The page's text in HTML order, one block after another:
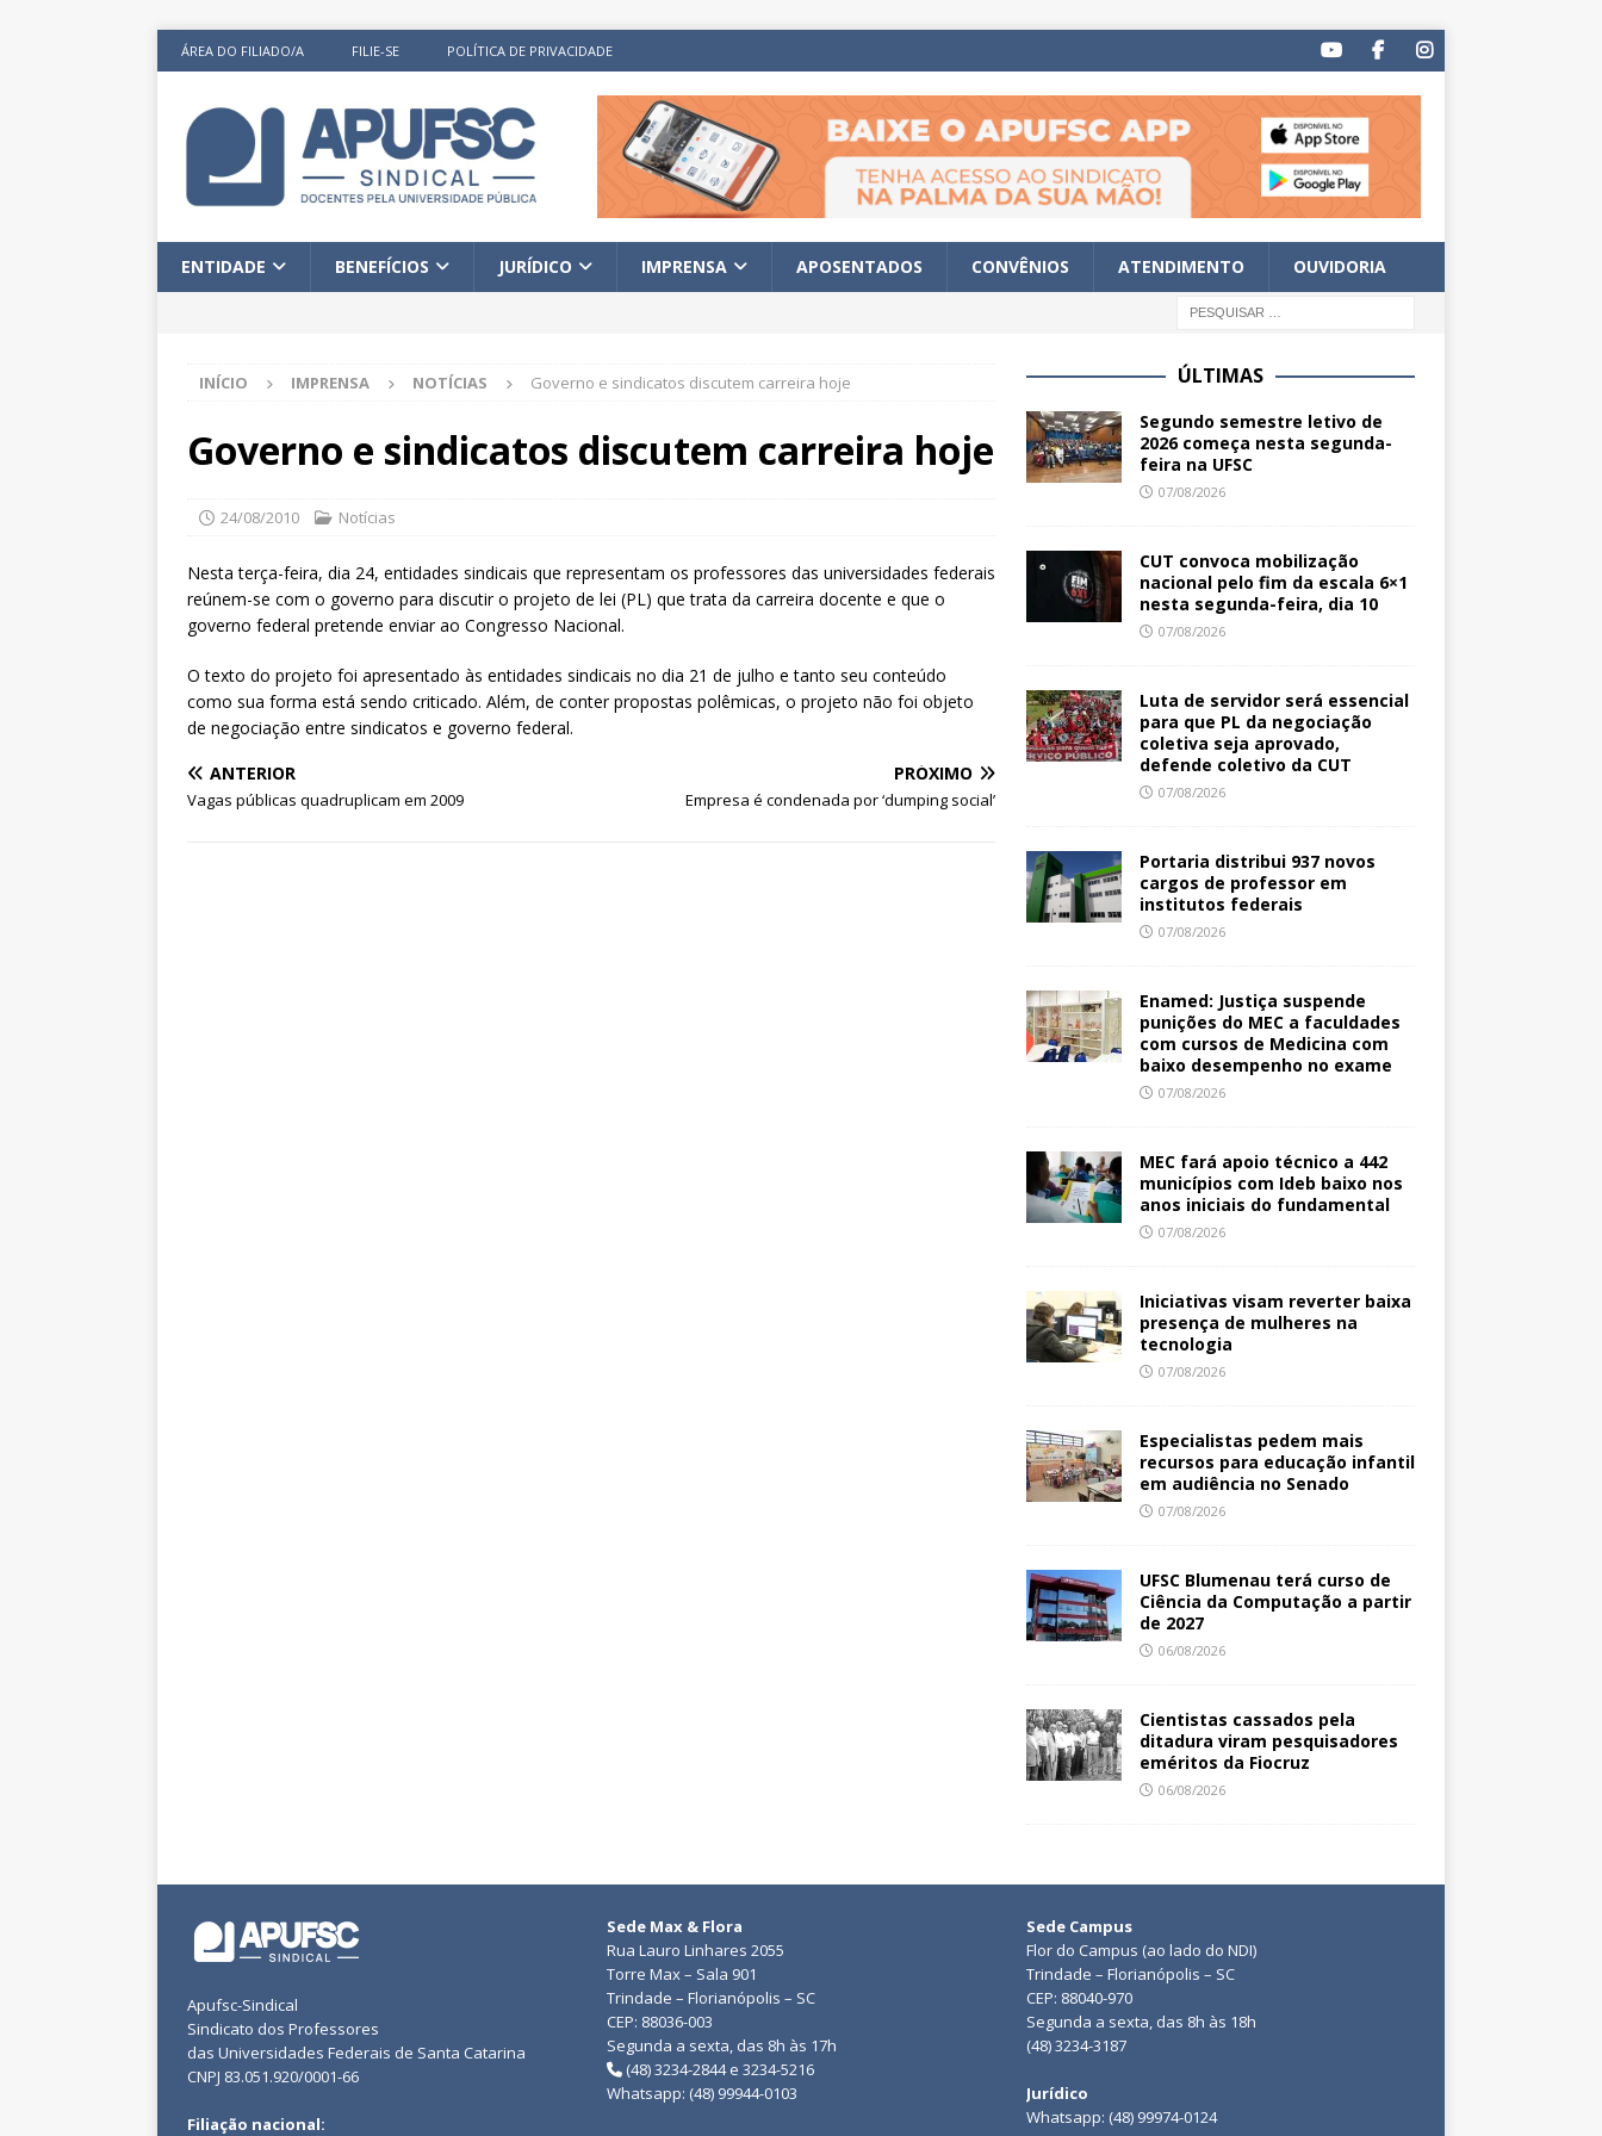
ÁREA DO FILIADO/A FILIE-SE POLÍTICA DE PRIVACIDADE
ENTIDADE BENEFÍCIOS JURÍDICO IMPRENSA APOSENTADOS CONVÊNIOS ATENDIMENTO OUVIDORIA
INÍCIO IMPRENSA NOTÍCIAS Governo e sindicatos discutem carreira hoje
Governo e sindicatos discutem carreira hoje
24/08/2010 Notícias
Nesta terça-feira, dia 24, entidades sindicais que representam os professores das universidades federais
reúnem-se com o governo para discutir o projeto de lei (PL) que trata da carreira docente e que o
governo federal pretende enviar ao Congresso Nacional.
O texto do projeto foi apresentado às entidades sindicais no dia 21 de julho e tanto seu conteúdo
como sua forma está sendo criticado. Além, de conter propostas polêmicas, o projeto não foi objeto
de negociação entre sindicatos e governo federal.
ANTERIOR
Vagas públicas quadruplicam em 2009
PRÓXIMO
Empresa é condenada por ‘dumping social’
ÚLTIMAS
Segundo semestre letivo de
2026 começa nesta segunda-
feira na UFSC
07/08/2026
CUT convoca mobilização
nacional pelo fim da escala 6×1
nesta segunda-feira, dia 10
07/08/2026
Luta de servidor será essencial
para que PL da negociação
coletiva seja aprovado,
defende coletivo da CUT
07/08/2026
Portaria distribui 937 novos
cargos de professor em
institutos federais
07/08/2026
Enamed: Justiça suspende
punições do MEC a faculdades
com cursos de Medicina com
baixo desempenho no exame
07/08/2026
MEC fará apoio técnico a 442
municípios com Ideb baixo nos
anos iniciais do fundamental
07/08/2026
Iniciativas visam reverter baixa
presença de mulheres na
tecnologia
07/08/2026
Especialistas pedem mais
recursos para educação infantil
em audiência no Senado
07/08/2026
UFSC Blumenau terá curso de
Ciência da Computação a partir
de 2027
06/08/2026
Cientistas cassados pela
ditadura viram pesquisadores
eméritos da Fiocruz
06/08/2026
Apufsc-Sindical
Sindicato dos Professores
das Universidades Federais de Santa Catarina
CNPJ 83.051.920/0001-66
Filiação nacional:
Sede Max & Flora
Rua Lauro Linhares 2055
Torre Max – Sala 901
Trindade – Florianópolis – SC
CEP: 88036-003
Segunda a sexta, das 8h às 17h
(48) 3234-2844 e 3234-5216
Whatsapp: (48) 99944-0103
Sede Campus
Flor do Campus (ao lado do NDI)
Trindade – Florianópolis – SC
CEP: 88040-970
Segunda a sexta, das 8h às 18h
(48) 3234-3187
Jurídico
Whatsapp: (48) 99974-0124